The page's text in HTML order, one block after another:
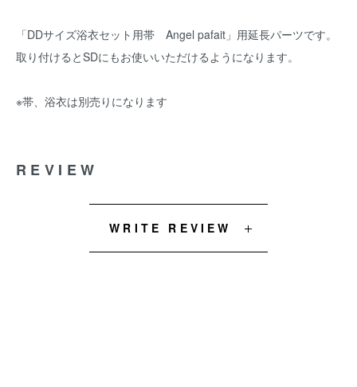
「DDサイズ浴衣セット用帯 Angel pafait」用延長パーツです。
取り付けるとSDにもお使いいただけるようになります。
※帯、浴衣は別売りになります
REVIEW
WRITE REVIEW